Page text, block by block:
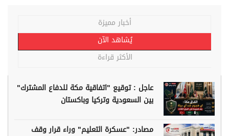
أخبار مميزة
يُشاهد الآن
الأكثر قراءة
عاجل : توقيع "اتفاقية مكة للدفاع المشترك"
بين السعودية وتركيا وباكستان
مصادر: "عسكرة التعليم" وراء قرار وقف